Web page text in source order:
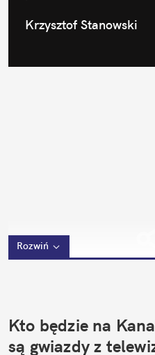
Krzysztof Stanowski
Rozwiń
Kto będzie na
są gwiazdy z